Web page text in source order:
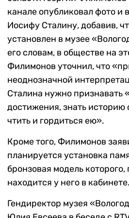
канале опубликовал фото и
Иосифу Сталину, добавив,
установлен в музее
его словам, в обществе на
Филимонов уточнил, что
неоднозначной
Сталина нужно признавать
достижения, знать историю
чтить и гордиться ею».
Кроме того, Филимонов
планируется установка
бронзовая модель которого,
находится у него в кабинете.
Гендиректор музея